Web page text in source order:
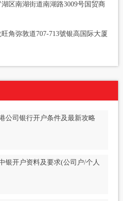
区南湖街道南湖路3009号国贸商
角弥敦道707-713號银高国际大厦
公司银行开户条件及最新攻略
银开户资料及要求(公司户/个人